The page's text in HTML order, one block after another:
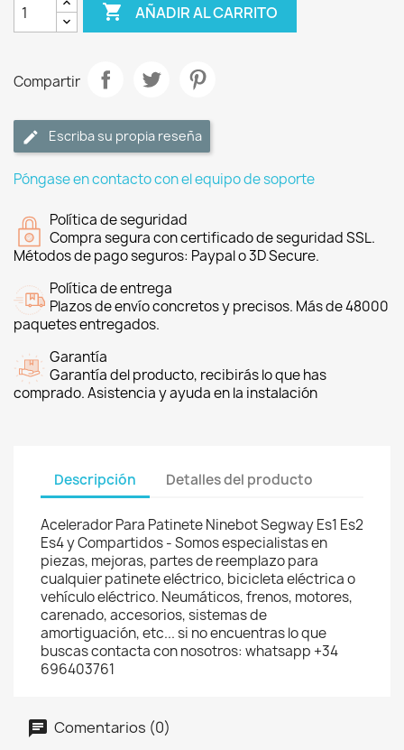
 AÑADIR AL CARRITO
Compartir
Escriba su propia reseña
Póngase en contacto con el equipo de soporte
Política de seguridad
Compra segura con certificado de seguridad SSL.
Métodos de pago seguros: Paypal o 3D Secure.
Política de entrega
Plazos de envío concretos y precisos. Más de 48000
paquetes entregados.
Garantía
Garantía del producto, recibirás lo que has
comprado. Asistencia y ayuda en la instalación
Descripción Detalles del producto
Acelerador Para Patinete Ninebot Segway Es1 Es2
Es4 y Compartidos - Somos especialistas en
piezas, mejoras, partes de reemplazo para
cualquier patinete eléctrico, bicicleta eléctrica o
vehículo eléctrico. Neumáticos, frenos, motores,
carenado, accesorios, sistemas de
amortiguación, etc... si no encuentras lo que
buscas contacta con nosotros: whatsapp +34
696403761
Comentarios (0)